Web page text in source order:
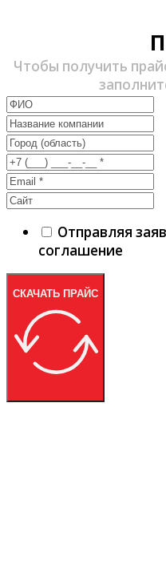
Чтобы получить
Отправляя
соглашение
СКАЧАТЬ ПРАЙС